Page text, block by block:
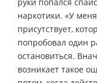
наркотики. «У
присутствует,
попробовал один
остановиться.
возникает такое